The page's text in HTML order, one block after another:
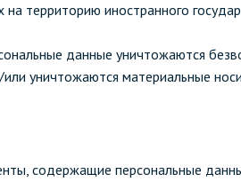
территорию иностранного
данные уничтожаются
уничтожаются материальные
содержащие персональные